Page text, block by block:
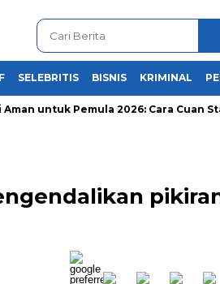
SELEBRITIS BISNIS KRIMINAL
untuk Pemula 2026: Cara Cuan